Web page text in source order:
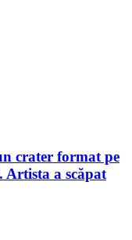
crater format pe
a scăpat